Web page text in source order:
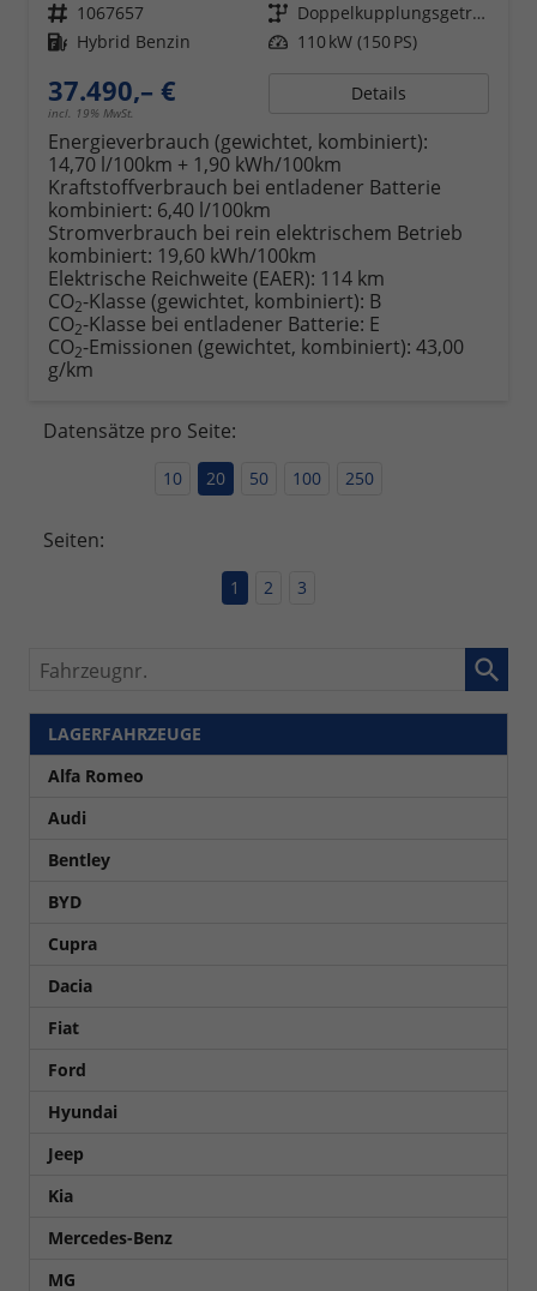
Fahrzeugnr. 1067657 Getriebe
Doppelkupplungsgetriebe (DSG)
Kraftstoff Hybrid Benzin Leistung 110 kW (150 PS)
37.490,– €
incl. 19% MwSt.
Details
Energieverbrauch (gewichtet, kombiniert):
14,70 l/100km + 1,90 kWh/100km
Kraftstoffverbrauch bei entladener Batterie
kombiniert: 6,40 l/100km
Stromverbrauch bei rein elektrischem Betrieb
kombiniert: 19,60 kWh/100km
Elektrische Reichweite (EAER): 114 km
CO2-Klasse (gewichtet, kombiniert): B
CO2-Klasse bei entladener Batterie: E
CO2-Emissionen (gewichtet, kombiniert): 43,00
g/km
Datensätze pro Seite:
10 20 50 100 250
Seiten:
1 2 3
Fahrzeugnr.
LAGERFAHRZEUGE
Alfa Romeo
Audi
Bentley
BYD
Cupra
Dacia
Fiat
Ford
Hyundai
Jeep
Kia
Mercedes-Benz
MG